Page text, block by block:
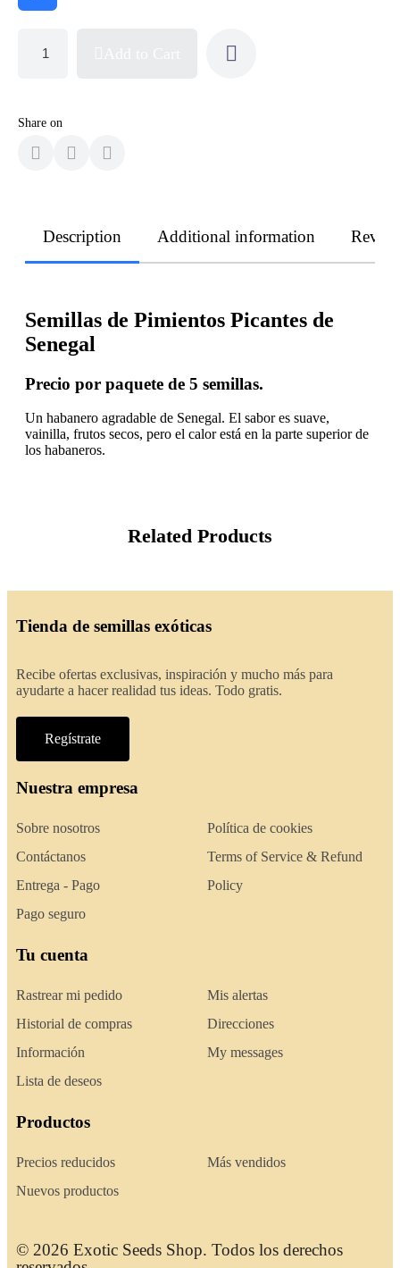
Share on
Description Additional information
Semillas de Pimientos Picantes de
Senegal
Precio por paquete de 5 semillas.
Un habanero agradable de Senegal. El sabor es suave,
vainilla, frutos secos, pero el calor está en la parte superior de
los habaneros.
Related Products
Tienda de semillas exóticas
Recibe ofertas exclusivas, inspiración y mucho más para
ayudarte a hacer realidad tus ideas. Todo gratis.
Regístrate
Nuestra empresa
Sobre nosotros
Contáctanos
Entrega - Pago
Pago seguro
Política de cookies
Terms of Service & Refund
Policy
Tu cuenta
Rastrear mi pedido
Historial de compras
Información
Lista de deseos
Mis alertas
Direcciones
My messages
Productos
Precios reducidos
Nuevos productos
Más vendidos
© 2026 Exotic Seeds Shop. Todos los derechos